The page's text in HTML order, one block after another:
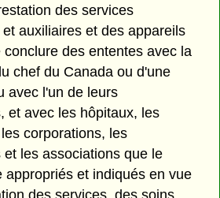
des services
auxiliaires et des appareils
conclure des ententes avec la
chef du Canada ou d'une
avec l'un de leurs
et avec les hôpitaux, les
corporations, les
et les associations que le
appropriés et indiqués en vue
des services, des soins,